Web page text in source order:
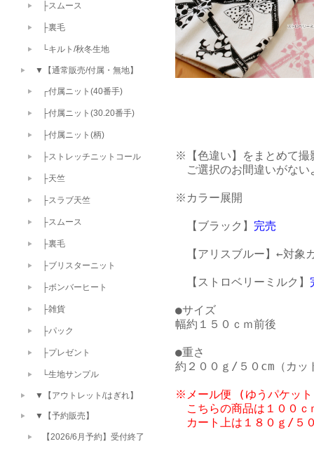
※【色違い】をまとめて撮
ご選択のお間違いがない
※カラー展開
【ブラック】 完売
【アリスブルー】←対象
【ストロベリーミルク】
●サイズ
幅約１５０ｃｍ前後
●重さ
※メール便 (ゆうパケット
こちらの商品は１００
├スムース
├裏毛
└キルト/秋冬生地
▼【通常販売/付属・無地】
┌付属ニット(40番手)
├付属ニット(30.20番手)
├付属ニット(柄)
├ストレッチニットコール
├天竺
├スラブ天竺
├スムース
├裏毛
├ブリスターニット
├ボンバーヒート
├雑貨
├パック
├プレゼント
└生地サンプル
▼【アウトレット/はぎれ】
▼【予約販売】
【2026/6月予約】受付終了